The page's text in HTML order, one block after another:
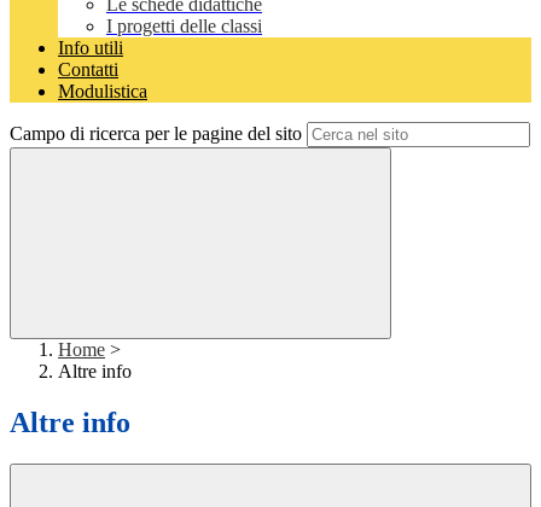
Le schede didattiche
I progetti delle classi
Info utili
Contatti
Modulistica
Campo di ricerca per le pagine del sito
Home >
Altre info
Altre info